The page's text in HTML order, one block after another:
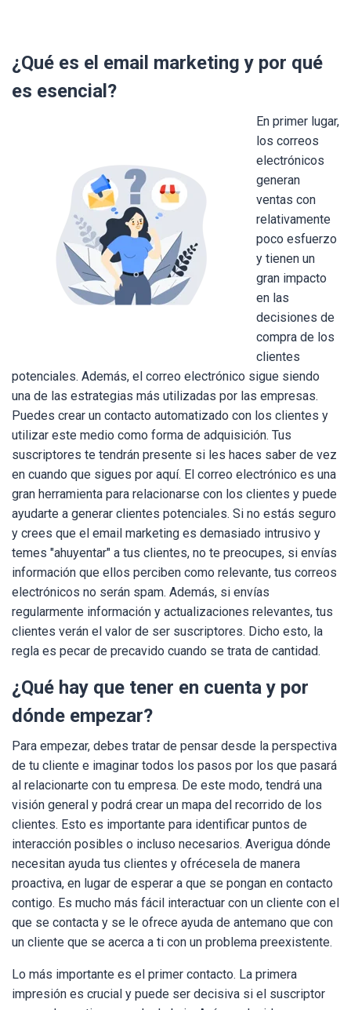
¿Qué es el email marketing y por qué
es esencial?
En primer lugar,
los correos
electrónicos
generan
ventas con
relativamente
poco esfuerzo
y tienen un
gran impacto
en las
decisiones de
compra de los
clientes
potenciales. Además, el correo electrónico sigue siendo
una de las estrategias más utilizadas por las empresas.
Puedes crear un contacto automatizado con los clientes y
utilizar este medio como forma de adquisición. Tus
suscriptores te tendrán presente si les haces saber de vez
en cuando que sigues por aquí. El correo electrónico es una
gran herramienta para relacionarse con los clientes y puede
ayudarte a generar clientes potenciales. Si no estás seguro
y crees que el email marketing es demasiado intrusivo y
temes "ahuyentar" a tus clientes, no te preocupes, si envías
información que ellos perciben como relevante, tus correos
electrónicos no serán spam. Además, si envías
regularmente información y actualizaciones relevantes, tus
clientes verán el valor de ser suscriptores. Dicho esto, la
regla es pecar de precavido cuando se trata de cantidad.
¿Qué hay que tener en cuenta y por
dónde empezar?
Para empezar, debes tratar de pensar desde la perspectiva
de tu cliente e imaginar todos los pasos por los que pasará
al relacionarte con tu empresa. De este modo, tendrá una
visión general y podrá crear un mapa del recorrido de los
clientes. Esto es importante para identificar puntos de
interacción posibles o incluso necesarios. Averigua dónde
necesitan ayuda tus clientes y ofrécesela de manera
proactiva, en lugar de esperar a que se pongan en contacto
contigo. Es mucho más fácil interactuar con un cliente con el
que se contacta y se le ofrece ayuda de antemano que con
un cliente que se acerca a ti con un problema preexistente.
Lo más importante es el primer contacto. La primera
impresión es crucial y puede ser decisiva si el suscriptor